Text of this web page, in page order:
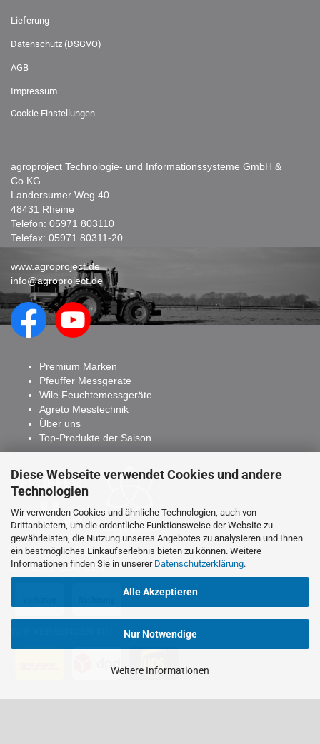
Diese Webseite verwendet Cookies und andere
Technologien
Wir verwenden Cookies und ähnliche Technologien, auch von
Drittanbietern, um die ordentliche Funktionsweise der Website zu
gewährleisten, die Nutzung unseres Angebotes zu analysieren und Ihnen
ein bestmögliches Einkaufserlebnis bieten zu können. Weitere
Informationen finden Sie in unserer Datenschutzerklärung.
Alle Akzeptieren
Nur Notwendige
Weitere Informationen
Lieferung
Datenschutz (DSGVO)
AGB
Impressum
Cookie Einstellungen
agroproject Technologie- und Informationssysteme GmbH &
Co.KG
Landersumer Weg 40
48431 Rheine
Telefon: 05971 803110
Telefax: 05971 80311-20
www.agroproject.de
info@agroproject.de
Premium Marken
Pfeuffer Messgeräte
Wile Feuchtemessgeräte
Agreto Messtechnik
Über uns
Top-Produkte der Saison
SICHER BEZAHLEN